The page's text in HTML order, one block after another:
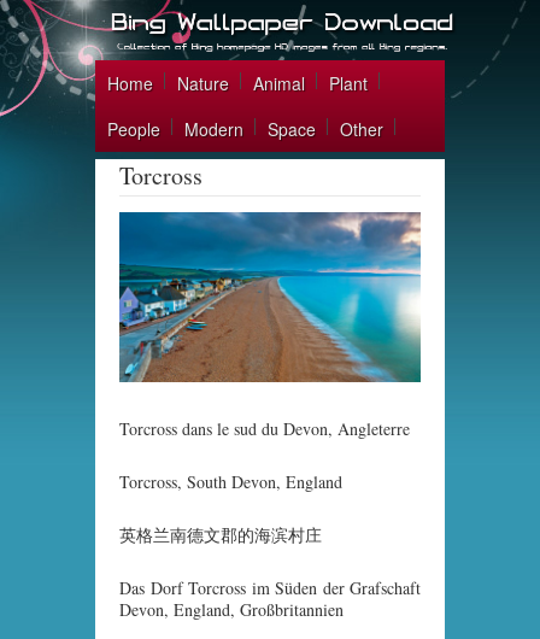
Home Nature Animal
Plant
People
Modern Space Other
Torcross
Torcross dans le sud du Devon, Angleterre
Torcross, South Devon, England
英格兰南德文郡的海滨村庄
Das Dorf Torcross im Süden der Grafschaft
Devon, England, Großbritannien